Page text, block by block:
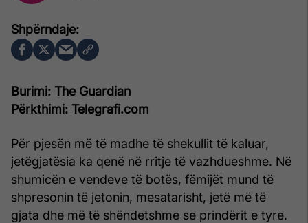
Burimi: The Guardian
Përkthimi: Telegrafi.com
Për pjesën më të madhe të shekullit të kaluar,
jetëgjatësia ka qenë në rritje të vazhdueshme. Në
shumicën e vendeve të botës, fëmijët mund të
shpresonin të jetonin, mesatarisht, jetë më të
gjata dhe më të shëndetshme se prindërit e tyre.